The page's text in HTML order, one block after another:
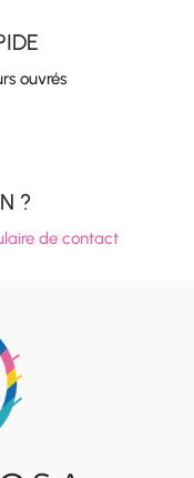
ouvrés
?
de contact